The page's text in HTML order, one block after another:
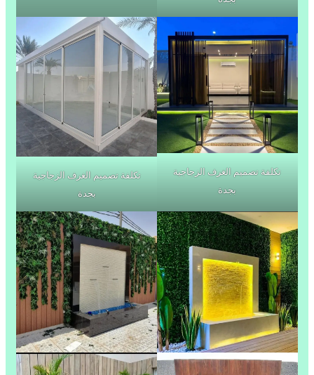
تكلفة تصميم الغرف الزجاجية
بجدة
تكلفة تصميم الغرف الزجاجية
بجدة